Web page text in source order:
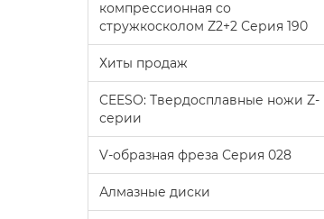
компрессионная со
стружкосколом Z2+2 Серия 190
Хиты продаж
CEESO: Твердосплавные ножи Z-
серии
V-образная фреза Серия 028
Алмазные диски